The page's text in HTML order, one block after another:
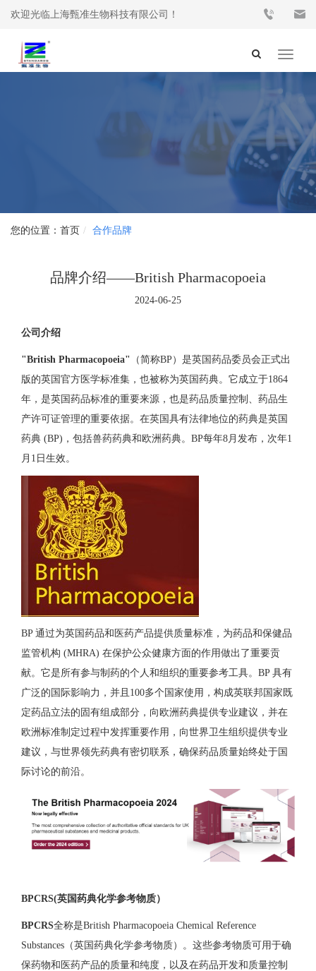
欢迎光临上海甄准生物科技有限公司！
Toggle
首页 合作品牌
品牌介绍——British Pharmacopoeia
2024-06-25
公司介绍
"British Pharmacopoeia" （简称BP）是英国药品委员会正式出
版的英国官方医学标准集，也被称为英国药典。它成立于1864
年，是英国药品标准的重要来源，也是药品质量控制、药品生
产许可证管理的重要依据。在英国具有法律地位的药典是英国
药典 (BP)，包括兽药药典和欧洲药典。BP每年8月发布，次年1
月1日生效。
BP 通过为英国药品和医药产品提供质量标准，为药品和保健品
监管机构 (MHRA) 在保护公众健康方面的作用做出了重要贡
献。它是所有参与制药的个人和组织的重要参考工具。BP 具有
广泛的国际影响力，并且100多个国家使用，构成英联邦国家既
定药品立法的固有组成部分，向欧洲药典提供专业建议，并在
欧洲标准制定过程中发挥重要作用，向世界卫生组织提供专业
建议，与世界领先药典有密切联系，确保药品质量始终处于国
际讨论的前沿。
BPCRS(英国药典化学参考物质）
BPCRS全称是British Pharmacopoeia Chemical Reference
Substances（英国药典化学参考物质）。这些参考物质可用于确
保药物和医药产品的质量和纯度，以及在药品开发和质量控制